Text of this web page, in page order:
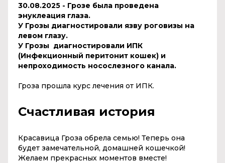
30.08.2025 - Грозе была проведена
энуклеация глаза.
У Грозы диагностировали язву роговизы на
левом глазу.
У Грозы диагностировали ИПК
(Инфекционный перитонит кошек) и
непроходимость носослезного канала.
Гроза прошла курс лечения от ИПК.
Счастливая история
Красавица Гроза обрела семью! Теперь она
будет замечательной, домашней кошечкой!
Желаем прекрасных моментов вместе!